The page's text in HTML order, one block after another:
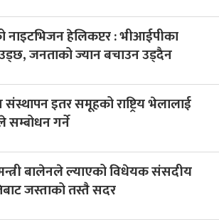
नाइटभिजन हेलिकप्टर : भीआईपीका
जनताको ज्यान बचाउन उड्दैन
संस्थापन इतर समूहको राष्ट्रिय भेलालाई
सम्बोधन गर्ने
बालेनले ल्याएको विधेयक संसदीय
जस्ताको तस्तै सदर